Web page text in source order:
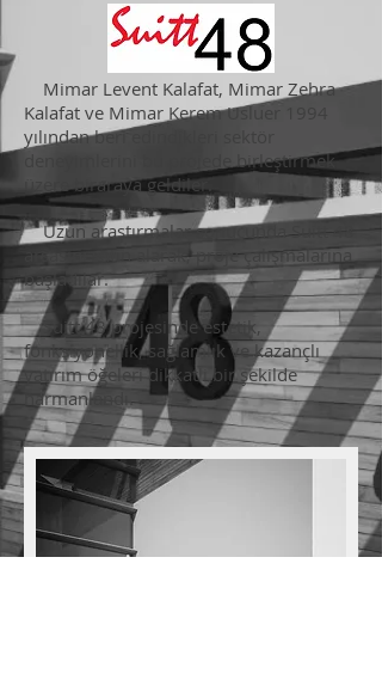
Mimar Levent Kalafat, Mimar Zehra
Kalafat ve Mimar Kerem Usluer 1994
yılından beri edindikleri sektör
deneyimlerini bu projede birleştirmek
üzere biraraya geldiler.
Uzun araştırmalar sonucunda Suitt 48
arsasını satın alarak, proje çalışmalarına
başladılar.
Suitt 48 projesinde estetik,
fonksiyonellik, sağlamlık ve kazançlı
yatırım öğeleri dikkatli bir şekilde
harmanlandı.